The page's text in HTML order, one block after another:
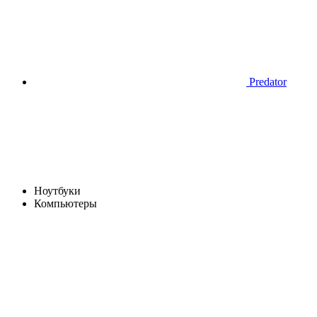
Predator
Ноутбуки
Компьютеры